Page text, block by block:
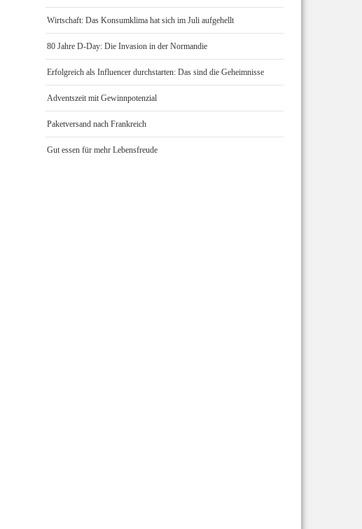
Wirtschaft: Das Konsumklima hat sich im Juli aufgehellt
80 Jahre D-Day: Die Invasion in der Normandie
Erfolgreich als Influencer durchstarten: Das sind die Geheimnisse
Adventszeit mit Gewinnpotenzial
Paketversand nach Frankreich
Gut essen für mehr Lebensfreude